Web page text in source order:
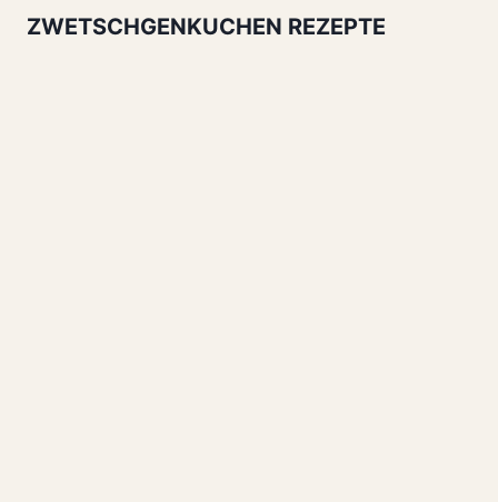
ZWETSCHGENKUCHEN REZEPTE